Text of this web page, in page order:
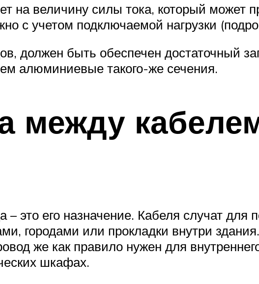
на величину силы тока, который может
с учетом подключаемой нагрузки
должен быть обеспечен достаточный
алюминиевые такого-же сечения.
между
это его назначение. Кабеля случат для
городами или прокладки внутри
же как правило нужен для
шкафах.